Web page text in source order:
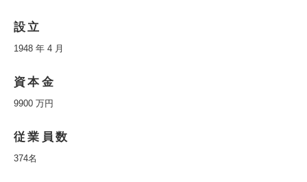
設立
1948 年 4 月
資本金
9900 万円
従業員数
374名